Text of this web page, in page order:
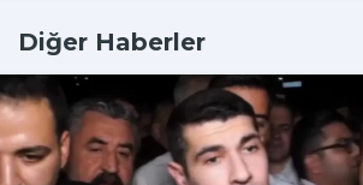
Diğer Haberler